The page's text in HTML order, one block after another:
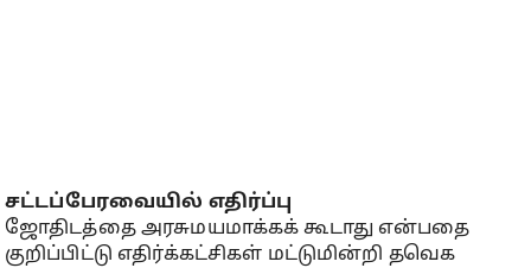
சட்டப்பேரவையில் எதிர்ப்பு
ஜோதிடத்தை அரசுமயமாக்கக் கூடாது என்பதை
குறிப்பிட்டு எதிர்க்கட்சிகள் மட்டுமின்றி தவெக